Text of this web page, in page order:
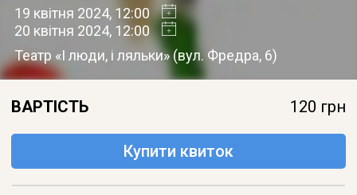
19 квітня 2024, 12:00
20 квітня 2024, 12:00
Театр «І люди, і ляльки» (вул. Фредра, 6)
ВАРТІСТЬ 120 грн
Купити квиток